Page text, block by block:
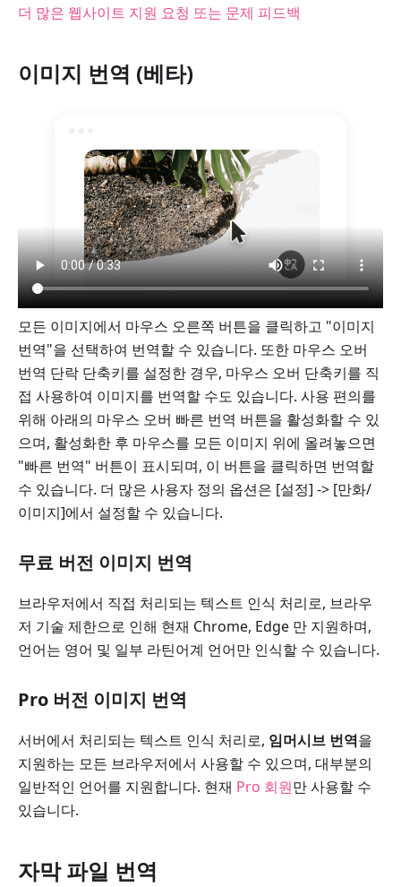
더 많은 웹사이트 지원 요청 또는 문제 피드백
이미지 번역 (베타)
모든 이미지에서 마우스 오른쪽 버튼을 클릭하고 "이미지
번역"을 선택하여 번역할 수 있습니다. 또한 마우스 오버
번역 단락 단축키를 설정한 경우, 마우스 오버 단축키를 직
접 사용하여 이미지를 번역할 수도 있습니다. 사용 편의를
위해 아래의 마우스 오버 빠른 번역 버튼을 활성화할 수 있
으며, 활성화한 후 마우스를 모든 이미지 위에 올려놓으면
"빠른 번역" 버튼이 표시되며, 이 버튼을 클릭하면 번역할
수 있습니다. 더 많은 사용자 정의 옵션은 [설정] -> [만화/
이미지]에서 설정할 수 있습니다.
무료 버전 이미지 번역
브라우저에서 직접 처리되는 텍스트 인식 처리로, 브라우
저 기술 제한으로 인해 현재 Chrome, Edge 만 지원하며,
언어는 영어 및 일부 라틴어계 언어만 인식할 수 있습니다.
Pro 버전 이미지 번역
서버에서 처리되는 텍스트 인식 처리로, 임머시브 번역을
지원하는 모든 브라우저에서 사용할 수 있으며, 대부분의
일반적인 언어를 지원합니다. 현재 Pro 회원만 사용할 수
있습니다.
자막 파일 번역